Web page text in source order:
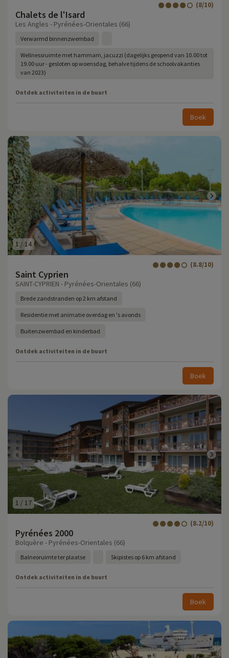
Chalets de l'Isard
(8/10)
Les Angles - Pyrénées-Orientales (66)
Verwarmd binnenzwembad
Wellnessruimte met hammam, jacuzzi (dagelijks geopend van 10.00 tot
19.00 uur - gesloten op woensdag, behalve tijdens de schoolvakanties
van 2023)
Ontdek activiteiten in de buurt
Boek
1/14
Saint Cyprien
(8.8/10)
SAINT-CYPRIEN - Pyrénées-Orientales (66)
Brede zandstranden op 2 km afstand
Residentie met animatie overdag en 's avonds
Buitenzwembad en kinderbad
Ontdek activiteiten in de buurt
Boek
1 / 17
Pyrénées 2000
(8.2/10)
Bolquère - Pyrénées-Orientales (66)
Balneoruimte ter plaatse Skipistes op 6 km afstand
Ontdek activiteiten in de buurt
Boek